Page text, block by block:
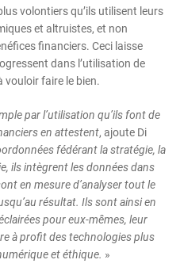
volontiers qu’ils utilisent leurs
et altruistes, et non
financiers. Ceci laisse
dans l’utilisation de
vouloir faire le bien.
par l’utilisation qu’ils font de
en attestent, ajoute Di
fédérant la stratégie, la
ils intègrent les données dans
en mesure d’analyser tout le
résultat. Ils sont ainsi en
pour eux-mêmes, leur
à profit des technologies plus
et éthique. »